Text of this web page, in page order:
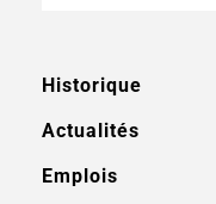
Historique
Actualités
Emplois